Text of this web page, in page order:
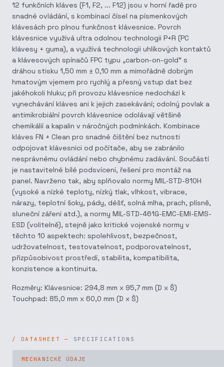
12 funkčních kláves (F1, F2, ... F12) jsou v horní řadě pro
snadné ovládání, s kombinací čísel na písmenkových
klávesách pro plnou funkčnost klávesnice. Povrch
klávesnice využívá ultra odolnou technologii P+R (PC
klávesy + guma), a využívá technologii uhlíkových kontaktů
a klávesových spínačů FPC typu „carbon-on-gold“ s
dráhou stisku 1,50 mm ± 0,10 mm a mimořádně dobrým
hmatovým vjemem pro rychlý a přesný vstup dat bez
jakéhokoli hluku; při provozu klávesnice nedochází k
vynechávání kláves ani k jejich zasekávání; odolný povlak a
antimikrobiální povrch klávesnice odolávají většině
chemikálií a kapalin v náročných podmínkách. Kombinace
kláves FN + Clean pro snadné čištění bez nutnosti
odpojovat klávesnici od počítače, aby se zabránilo
nesprávnému ovládání nebo chybnému zadávání. Součástí
je nastavitelné bílé podsvícení, řešení pro montáž na
panel. Navrženo tak, aby splňovalo normy MIL-STD-810H
(vysoké a nízké teploty, nízký tlak, vlhkost, vibrace,
nárazy, teplotní šoky, pády, déšť, solná mlha, prach, plísně,
sluneční záření atd.), a normy MIL-STD-461G-EMC-EMI-EMS-
ESD (volitelně), stejně jako kritické vojenské normy v
těchto 10 aspektech: spolehlivost, bezpečnost,
udržovatelnost, testovatelnost, podporovatelnost,
přizpůsobivost prostředí, stabilita, kompatibilita,
konzistence a kontinuita.
Rozměry: Klávesnice: 294,8 mm x 95,7 mm (D x Š)
Touchpad: 85,0 mm x 60,0 mm (D x Š)
SPECIFICATIONS
MECHANICKÉ ÚDAJE